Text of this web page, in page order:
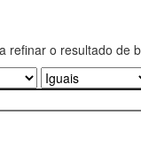
refinar o resultado de